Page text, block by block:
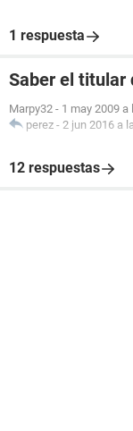
1 respuesta
Saber el titular
Marpy32 - 1 may 2009 a
perez - 2 jun 2016 a
12 respuestas